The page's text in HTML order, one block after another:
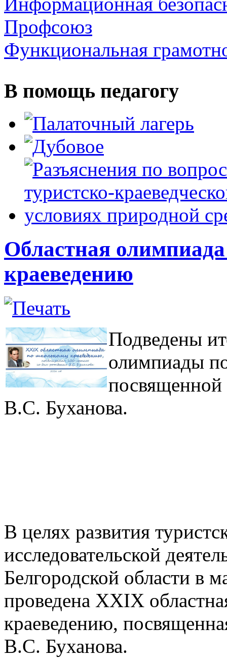
Профсоюз
Функциональная
В помощь педагогу
Областная
краеведению
Подведены
олимпиады
В.С. Буханова.
В целях развития
исследовательской
Белгородской области в
проведена XXIX
краеведению,
В.С. Буханова.